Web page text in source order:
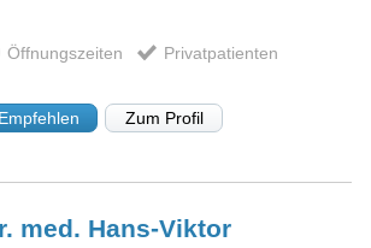
Öffnungszeiten Privatpatienten
Empfehlen Zum Profil
med. Hans-Viktor